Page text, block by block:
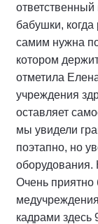
ответственный
бабушки, когда
самим нужна
котором
отметила
учреждения
оставляет
мы увидели
поэтапно, но
оборудования.
Очень приятно
кадрами здесь